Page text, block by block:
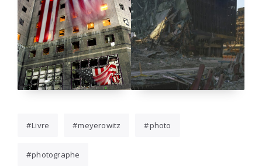
Livre meyerowitz photo
photographe